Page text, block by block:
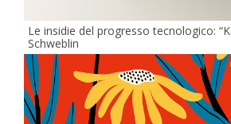
Le insidie del progresso tecnologico:
Schweblin